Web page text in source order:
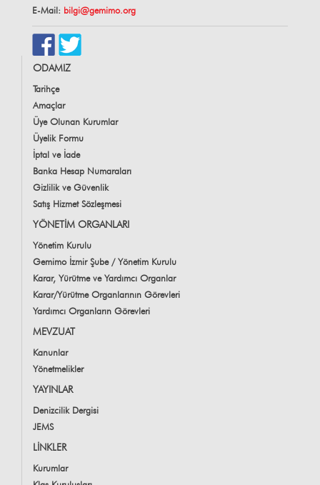
E-Mail: bilgi@gemimo.org
ODAMIZ
Tarihçe
Amaçlar
Üye Olunan Kurumlar
Üyelik Formu
İptal ve İade
Banka Hesap Numaraları
Gizlilik ve Güvenlik
Satış Hizmet Sözleşmesi
YÖNETİM ORGANLARI
Yönetim Kurulu
Gemimo İzmir Şube / Yönetim Kurulu
Karar, Yürütme ve Yardımcı Organlar
Karar/Yürütme Organlarının Görevleri
Yardımcı Organların Görevleri
MEVZUAT
Kanunlar
Yönetmelikler
YAYINLAR
Denizcilik Dergisi
JEMS
LİNKLER
Kurumlar